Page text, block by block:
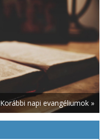
Korábbi napi evangéliumok »